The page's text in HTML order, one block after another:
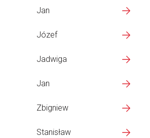
Jan
Józef
Jadwiga
Jan
Zbigniew
Stanisław